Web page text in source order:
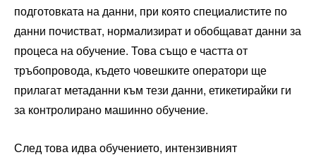
подготовката на данни, при която специалистите по
данни почистват, нормализират и обобщават данни за
процеса на обучение. Това също е частта от
тръбопровода, където човешките оператори ще
прилагат метаданни към тези данни, етикетирайки ги
за контролирано машинно обучение.
След това идва обучението, интензивният